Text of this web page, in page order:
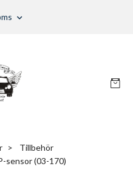
Tillbehör
sensor (03-170)